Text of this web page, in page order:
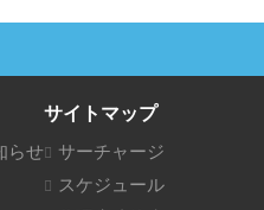
らせ
サイトマップ
サーチャージ
スケジュール